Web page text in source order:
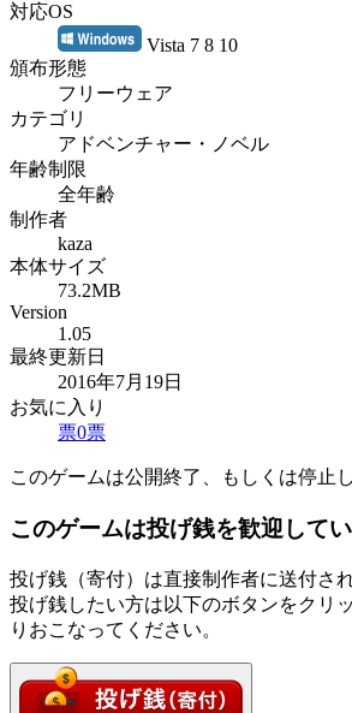
対応OS
Vista 7 8 10
頒布形態
フリーウェア
カテゴリ
アドベンチャー・ノベル
年齢制限
全年齢
制作者
kaza
本体サイズ
73.2MB
Version
1.05
最終更新日
2016年7月19日
お気に入り
票0票
このゲームは公開終了、もしくは停止
このゲームは投げ銭を歓迎して
投げ銭（寄付）は直接制作者に送付され
投げ銭したい方は以下のボタンをクリ
りおこなってください。